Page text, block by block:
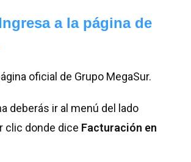
a la página de
oficial de Grupo MegaSur.
deberás ir al menú del lado
clic donde dice Facturación en